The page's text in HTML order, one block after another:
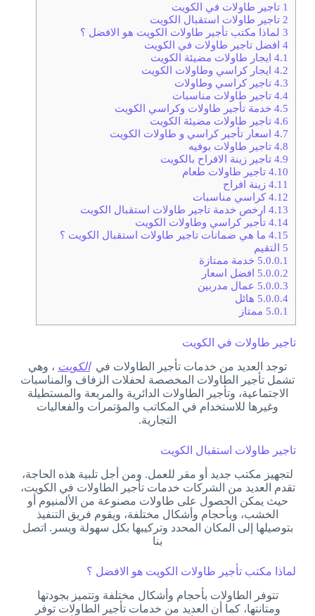
1 تاجير طاولات في الكويت
2تاجير طاولات استقبال الكويت
3لماذا مكتب تأجير طاولات الكويت هو الافضل ؟
4افضل تاجير طاولات في الكويت
4.1ايجار طاولات مضيئة الكويت
4.2ايجار كراسي وطاولات الكويت
4.3تاجير كراسي وطاولات
4.4تاجير طاولات مناسبات
4.5خدمة تأجير طاولات وكراسي الكويت
4.6تاجير طاولات مضيئة الكويت
4.7اسعار تأجير كراسي و طاولات الكويت
4.8تاجير طاولات بوفيه
4.9تاجير زينة الافراح بالكويت
4.10تاجير طاولات طعام
4.11زينة افراح
4.12كراسي مناسبات
4.13ارخص خدمة تاجير طاولات استقبال الكويت
4.14تأجير كراسي وطاولات الكويت
4.15ما هي ضمانات تاجير طاولات استقبال الكويت ؟
5 التقيم
5.0.0.1 خدمة ممتازة
5.0.0.2 افضل اسعار
5.0.0.3 عمال مدربين
5.0.0.4 هائل
5.0.1 ممتاز
تاجير طاولات في الكويت
توجد العديد من خدمات تأجير الطاولات في الكويت ، وهي
تشمل تأجير الطاولات المخصصة لحفلات الزفاف والمناسبات
الاجتماعية، وتأجير الطاولات الدائرية والمربعة والمستطيلة
وغيرها للاستخدام في المكاتب والمؤتمرات والفعاليات
التجارية.
تاجير طاولات استقبال الكويت
لتجهيز مكتب جديد أو مقر للعمل. ومن أجل تلبية هذه الحاجة،
تقدم العديد من الشركات خدمات تأجير الطاولات في الكويت،
حيث يمكن الحصول على طاولات مصنوعة من الألمنيوم أو
الخشب، وبأحجام وأشكال مختلفة، ويقوم فريق التنفيذ
بتوصيلها إلى المكان المحدد وتركيبها بكل سهولة ويسر. اتصل
بنا
لماذا مكتب تأجير طاولات الكويت هو الافضل ؟
تتوفر الطاولات بأحجام وأشكال مختلفة وتتميز بجودتها
ومتانتها، كما أن العديد من خدمات تأجير الطاولات توفر